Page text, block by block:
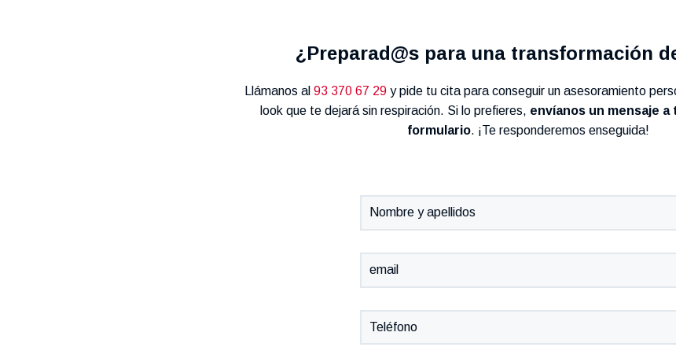
¿Preparad@s para una transformación
Llámanos al 93 370 67 29 y pide tu cita para conseguir un asesoramiento
look que te dejará sin respiración. Si lo prefieres, envíanos un mensaje
formulario. ¡Te responderemos enseguida!